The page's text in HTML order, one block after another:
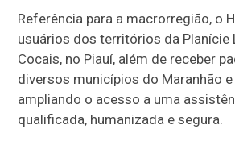
Referência para a macrorregião, o
usuários dos territórios da Planície
Cocais, no Piauí, além de receber
diversos municípios do Maranhão e
ampliando o acesso a uma
qualificada, humanizada e segura.